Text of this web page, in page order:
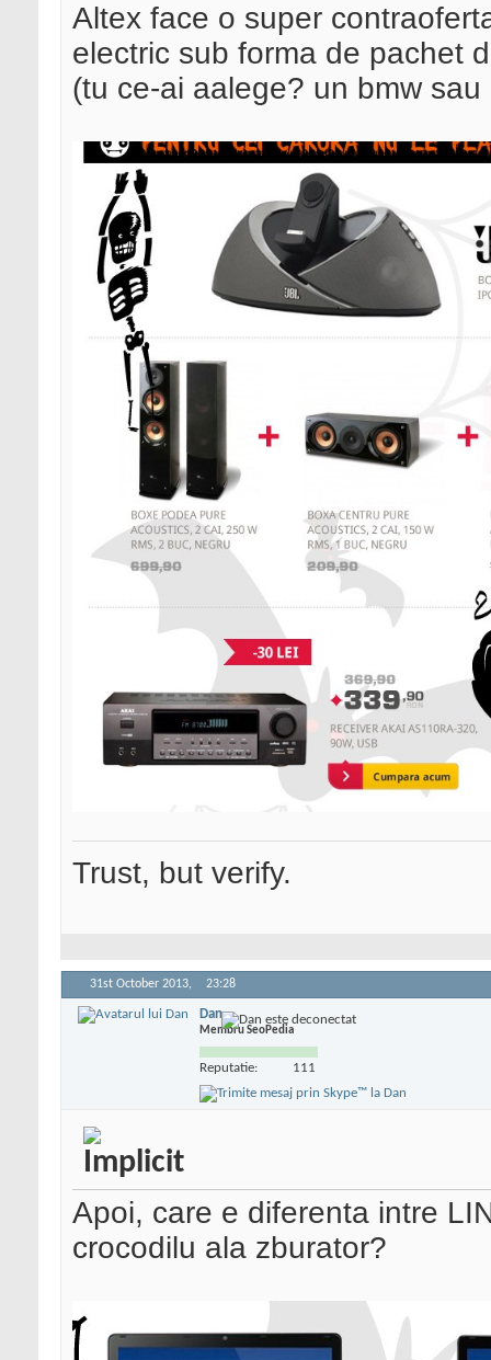
Altex face o super
electric sub forma de pachet
(tu ce-ai aalege? un bmw
Trust, but verify.
31st October 2013, 23:28
Dan
Membru SeoPedia
Reputatie: 111
Apoi, care e diferenta intre
crocodilu ala zburator?